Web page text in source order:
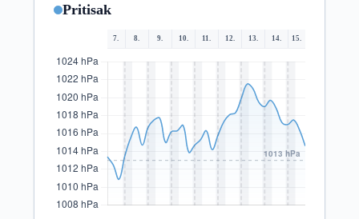
Pritisak
7. 8. 9. 10. 11. 12. 13. 14. 15.